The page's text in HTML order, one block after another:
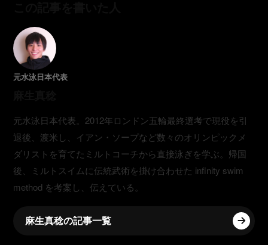
元水泳日本代表
元水泳日本代表。2012年ロンドン五輪最終選考で現役を引
退後、渡米し、イアン・ソープなど数々のオリンピックメ
ダリストを育てたミルトコーチから直接泳ぎを学ぶ。帰国
後、ミルトスイムに伝統武術を掛け合わせた infinity swim
method を考案し、伝えている。
麻生真稔の記事一覧